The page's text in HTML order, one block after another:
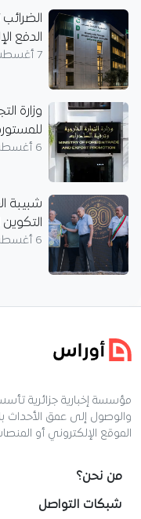
الدفع
7 أغسطس 2026
وزارة
6 أغسطس 2026
شبيبة
التكوين
6 أغسطس 2026
والوصول إلى عمق الأحداث
الموقع الإلكتروني أو
من نحن؟
شبكات التواصل